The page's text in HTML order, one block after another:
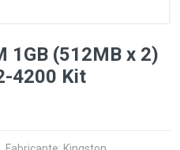
1GB (512MB x 2)
4200 Kit